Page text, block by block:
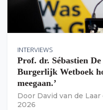
INTERVIEWS
Prof. dr. Sébastien
Burgerlijk Wetboek
meegaan.’
Door David van de Laar
2026